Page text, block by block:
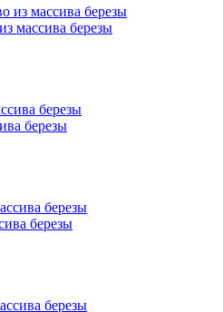
массива березы
березы
березы